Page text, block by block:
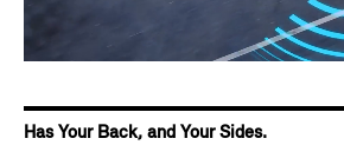
Has Your Back, and Your Sides.